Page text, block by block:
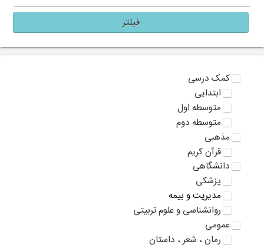
فیلتر
کمک درسی
ابتدایی
متوسطه اول
متوسطه دوم
مذهبی
قرآن کریم
دانشگاهی
پزشکی
مدیریت و بیمه
روانشناسی و علوم تربیتی
عمومی
رمان ، شعر ، داستان